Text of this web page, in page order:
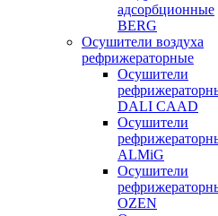
адсорбционные
BERG
Осушители воздуха
рефрижераторные
Осушители
DALI CAAD
Осушители
ALMiG
Осушители
OZEN